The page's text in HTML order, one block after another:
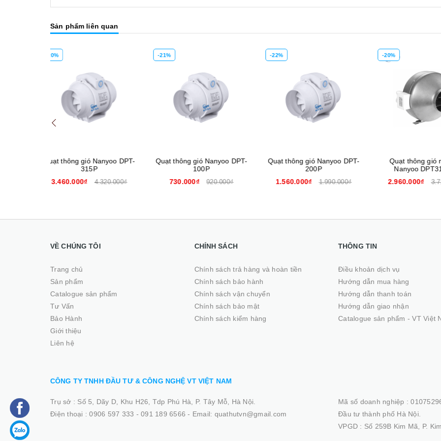
Sản phẩm liên quan
Quạt thông gió Nanyoo DPT-
730.000₫
920.000₫
Quạt thông gió Nanyoo DPT-
1.560.000₫
1.990.000₫
Mua hàng
Quạt thông gió nối ống
Nanyoo DPT31-66B
2.960.000₫
3.710.000₫
Mua hàng
Quạt
Nanyoo
2.460.000₫
Mua hàng Mua hàng
VỀ CHÚNG TÔI
Trang chủ
Sản phẩm
Catalogue sản phẩm
Tư Vấn
Bảo Hành
Giới thiệu
Liên hệ
CHÍNH SÁCH
Chính sách trả hàng và hoàn tiền
Chính sách bảo hành
Chính sách vận chuyển
Chính sách bảo mật
Chính sách kiểm hàng
THÔNG TIN
Điều khoản dịch vụ
Hướng dẫn mua hàng
Hướng dẫn thanh toán
Hướng dẫn giao nhận
Catalogue sản phẩm - VT Việt
CÔNG TY TNHH ĐẦU TƯ & CÔNG NGHỆ VT VIỆT NAM
Trụ sở : Số 5, Dãy D, Khu H26, Tdp Phú Hà, P. Tây Mỗ, Hà Nội.
Điện thoại :0906 597 333 - 091 189 6566 - Email: quathutvn@gmail.com
Mã số doanh nghiệp :
Đầu tư thành phố Hà Nội.
VPGD : Số 259B Kim Mã, P.